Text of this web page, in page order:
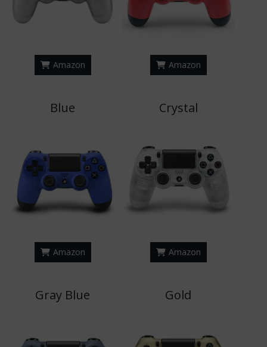
Amazon Amazon
Blue
Amazon
Crystal
Amazon
Gray Blue Gold